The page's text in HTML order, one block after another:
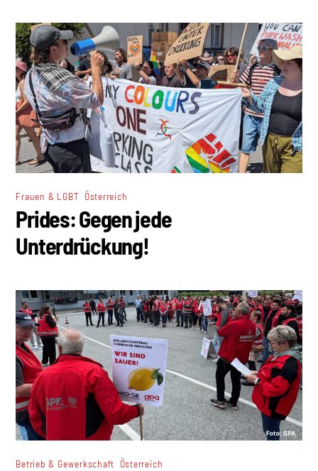
Frauen & LGBT Österreich
Prides: Gegen jede
Unterdrückung!
Betrieb & Gewerkschaft Österreich